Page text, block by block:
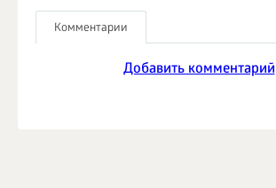
Комментарии
Добавить комментарий